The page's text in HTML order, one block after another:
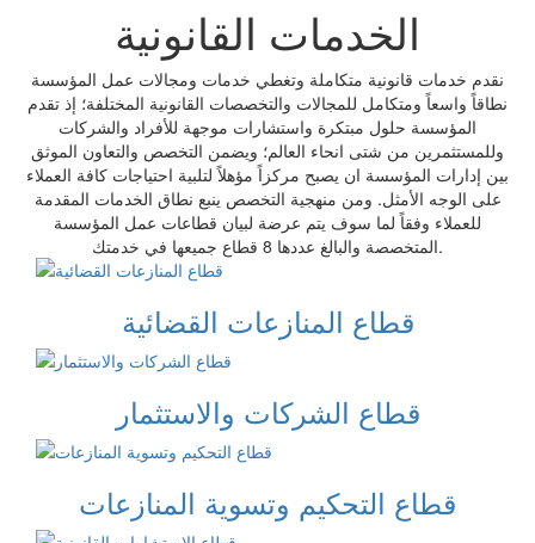
الخدمات القانونية
نقدم خدمات قانونية متكاملة وتغطي خدمات ومجالات عمل المؤسسة
نطاقاً واسعاً ومتكامل للمجالات والتخصصات القانونية المختلفة؛ إذ تقدم
المؤسسة حلول مبتكرة واستشارات موجهة للأفراد والشركات
وللمستثمرين من شتى انحاء العالم؛ ويضمن التخصص والتعاون الموثق
بين إدارات المؤسسة ان يصبح مركزاً مؤهلاً لتلبية احتياجات كافة العملاء
على الوجه الأمثل. ومن منهجية التخصص ينبع نطاق الخدمات المقدمة
للعملاء وفقاً لما سوف يتم عرضة لبيان قطاعات عمل المؤسسة
المتخصصة والبالغ عددها 8 قطاع جميعها في خدمتك.
قطاع المنازعات القضائية
قطاع الشركات والاستثمار
قطاع التحكيم وتسوية المنازعات